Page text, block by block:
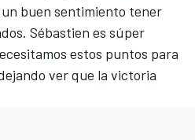
buen sentimiento tener
Sébastien es súper
estos puntos para
ver que la victoria